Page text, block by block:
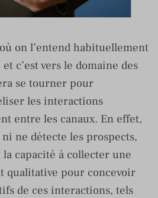
on l’entend habituellement
c’est vers le domaine des
se tourner pour
les interactions
entre les canaux. En effet,
ne détecte les prospects,
capacité à collecter une
qualitative pour concevoir
de ces interactions, tels